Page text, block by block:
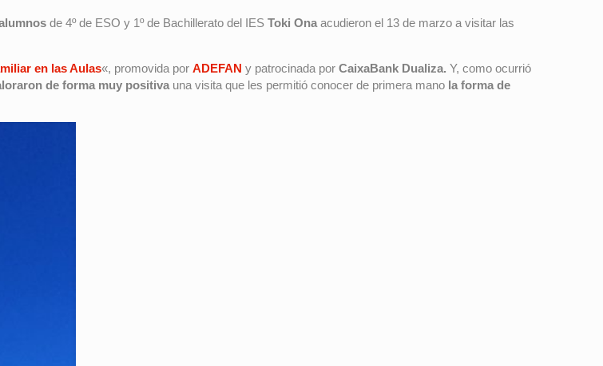
de 4º de ESO y 1º de Bachillerato del IES Toki Ona acudieron el 13 de marzo a visitar las
en las Aulas«, promovida por ADEFAN y patrocinada por CaixaBank Dualiza. Y, como ocurrió
de forma muy positiva una visita que les permitió conocer de primera mano la forma de